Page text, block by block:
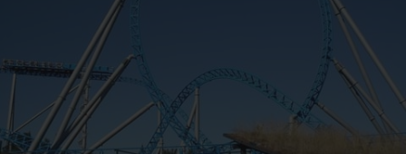
Mitgliederversammlung
Mitglieder
Veranstaltungen